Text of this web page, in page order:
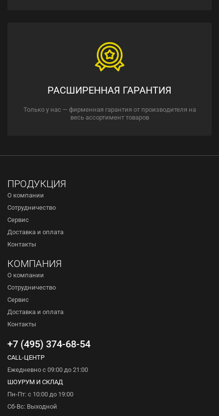
РАСШИРЕННАЯ ГАРАНТИЯ
Только у нас — фирменная гарантия от производителя на
весь ассортимент товаров
ПРОДУКЦИЯ
О компании
Сотрудничество
Сервис
Доставка и оплата
Контакты
КОМПАНИЯ
О компании
Сотрудничество
Сервис
Доставка и оплата
Контакты
+7 (495) 374-68-54
CALL-ЦЕНТР
Ежедневно с 09:00 до 21:00
ШОУРУМ И СКЛАД
Пн-Пт: с 10:00 до 19:00
Сб-Вс: Выходной